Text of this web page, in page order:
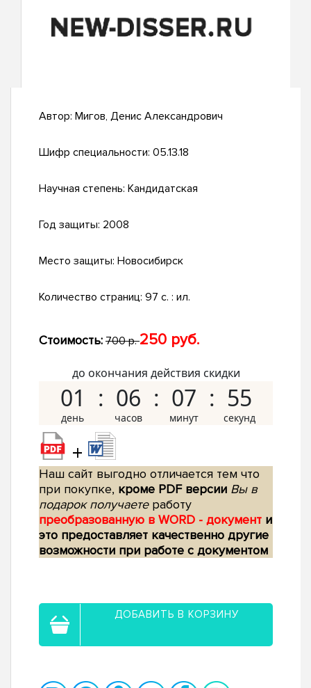
Автор: Мигов, Денис Александрович
Шифр специальности: 05.13.18
Научная степень: Кандидатская
Год защиты: 2008
Место защиты: Новосибирск
Количество страниц: 97 с. : ил.
Стоимость: 700 р.250 руб.
до окончания действия скидки
01 06 07 54
+
Наш сайт выгодно отличается тем что
при покупке, кроме PDF версии Вы в
подарок получаетеработу
преобразованную в WORD - документ и
это предоставляет качественно другие
возможности при работе с документом
ДОБАВИТЬ В КОРЗИНУ